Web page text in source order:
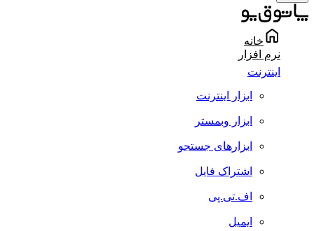
خانه
نرم افزار
اینترنت
ابزار اینترنت
ابزار وبمستر
ابزارهای جستجو
اشتراک فایل
اف.تی.پی
ایمیل